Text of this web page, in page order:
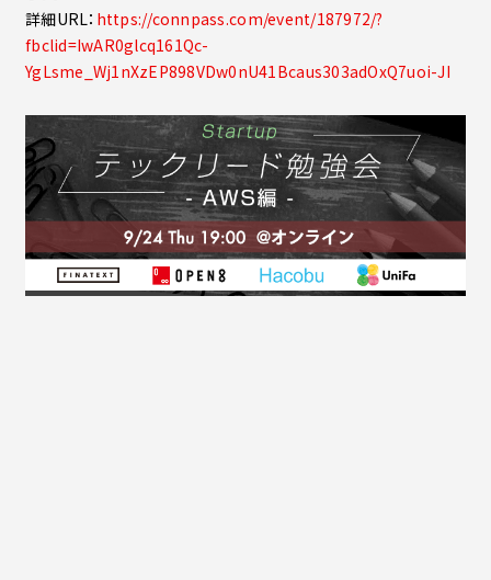
詳細URL： https://connpass.com/event/187972/?
fbclid=IwAR0glcq161Qc-
YgLsme_Wj1nXzEP898VDw0nU41Bcaus303adOxQ7uoi-JI